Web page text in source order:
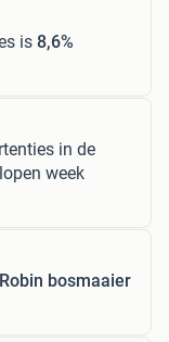
is 8,6%
in de
week
Robin bosmaaier